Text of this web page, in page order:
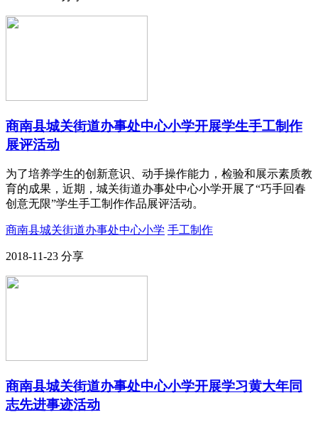
商南县城关街道办事处中心小学开展学生手工制作
展评活动
为了培养学生的创新意识、动手操作能力，检验和展示素质教
育的成果，近期，城关街道办事处中心小学开展了“巧手回春
创意无限”学生手工制作作品展评活动。
商南县城关街道办事处中心小学 手工制作
2018-11-23 分享
商南县城关街道办事处中心小学开展学习黄大年同
志先进事迹活动